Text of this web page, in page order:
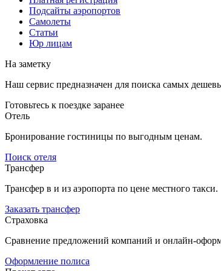
Подсайты аэропортов
Самолеты
Статьи
Юр лицам
На заметку
Наш сервис предназначен для поиска самых
Готовьтесь к поездке заранее
Отель
Бронирование гостиницы по выгодным ценам.
Поиск отеля
Трансфер
Трансфер в и из аэропорта по цене местного такси.
Заказать трансфер
Страховка
Сравнение предложений компаний и онлайн-
Оформление полиса